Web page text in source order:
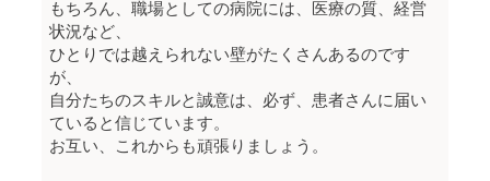
もちろん、職場としての病院には、医療の質、経営
状況など、
ひとりでは越えられない壁がたくさんあるのです
が、
自分たちのスキルと誠意は、必ず、患者さんに届い
ていると信じています。
お互い、これからも頑張りましょう。